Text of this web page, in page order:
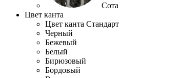
Сота
Цвет канта
Цвет канта Стандарт
Черный
Бежевый
Белый
Бирюзовый
Бордовый